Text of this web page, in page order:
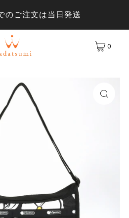
のご注文は当日発送
0